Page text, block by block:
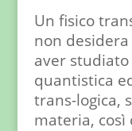
Un fisico
non
aver
quantistica
trans-logica,
materia, così